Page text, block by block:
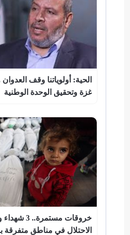
الحية: أولوياتنا وقف
غزة وتحقيق الوحدة الوطنية
خروقات
الاحتلال في مناطق متفرقة